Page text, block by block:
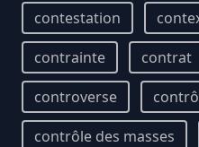
contestation
contrainte
contrat
controverse
contrôle des masses